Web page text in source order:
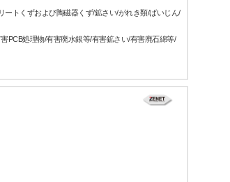
トくずおよび陶磁器くず/鉱さい/がれき類/ばいじん/
PCB処理物/有害廃水銀等/有害鉱さい/有害廃石綿等/